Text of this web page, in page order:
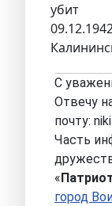
убит
С
Отвечу
почту:
Часть
«
город